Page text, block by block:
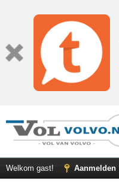
Welkom gast! Aanmelden